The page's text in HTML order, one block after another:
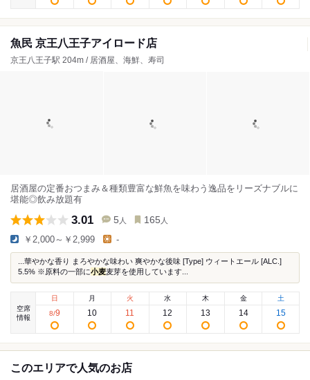
魚民 京王八王子アイロード店
京王八王子駅 204m / 居酒屋、海鮮、寿司
居酒屋の定番おつまみ＆種類豊富な鮮魚を味わう逸品をリーズナブルに
堪能◎飲み放題有
3.01 5 人 165 人
￥2,000～￥2,999 -
...華やかな香り まろやかな味わい 爽やかな後味 [Type] ウィートエール [ALC.]
5.5% ※原料の一部に小麦麦芽を使用しています...
空席
情報
日
8/9
月
10
火
11
水
12
木
13
金
14
土
15
このエリアで人気のお店